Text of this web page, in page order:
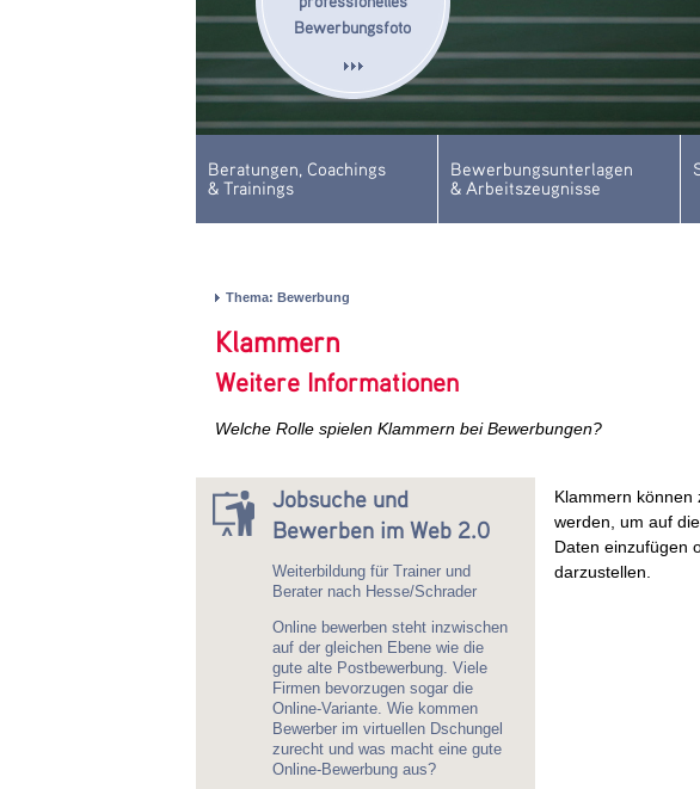
Beratungen, Coachings
& Trainings
Bewerbungsunterlagen
& Arbeitszeugnisse
Thema: Bewerbung
Klammern
Weitere Informationen
Welche Rolle spielen Klammern bei Bewerbungen?
Jobsuche und
Bewerben im Web 2.0
Weiterbildung für Trainer und
Berater nach Hesse/Schrader
Online bewerben steht inzwischen
auf der gleichen Ebene wie die
gute alte Postbewerbung. Viele
Firmen bevorzugen sogar die
Online-Variante. Wie kommen
Bewerber im virtuellen Dschungel
zurecht und was macht eine gute
Online-Bewerbung aus?
Klammern können
werden, um auf
Daten einzufügen
darzustellen.
Bewerbungsfoto